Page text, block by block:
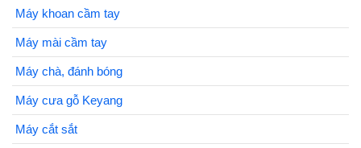
Máy khoan cầm tay
Máy mài cầm tay
Máy chà, đánh bóng
Máy cưa gỗ Keyang
Máy cắt sắt